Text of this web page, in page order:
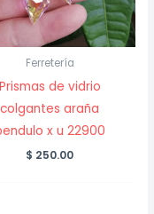
Ferretería
Prismas de vidrio
colgantes araña
x u 22900
$ 250.00